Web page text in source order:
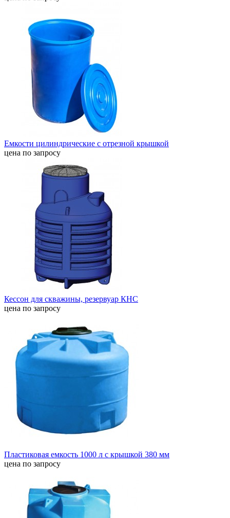
Емкости цилиндрические с отрезной крышкой
цена по запросу
Кессон для скважины, резервуар КНС
цена по запросу
Пластиковая емкость 1000 л с крышкой 380 мм
цена по запросу